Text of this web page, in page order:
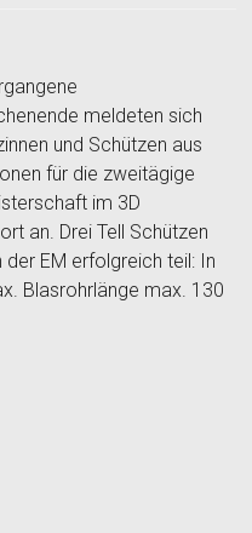
meldeten sich
und Schützen aus
für die zweitägige
im 3D
an. Drei Tell Schützen
der EM erfolgreich teil: In
Blasrohrlänge max. 130